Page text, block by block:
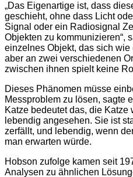
„Das Eigenartige ist, dass
geschieht, ohne dass Licht
Signal oder ein Radiosignal
Objekten zu kommunizieren“,
einzelnes Objekt, das sich
aber an zwei verschiedenen
zwischen ihnen spielt keine
Dieses Phänomen müsse
Messproblem zu lösen, sagte
Katze bedeutet das, die Katze
lebendig angesehen. Sie ist
zerfällt, und lebendig, wenn
man erwarten würde.
Hobson zufolge kamen seit
Analysen zu ähnlichen